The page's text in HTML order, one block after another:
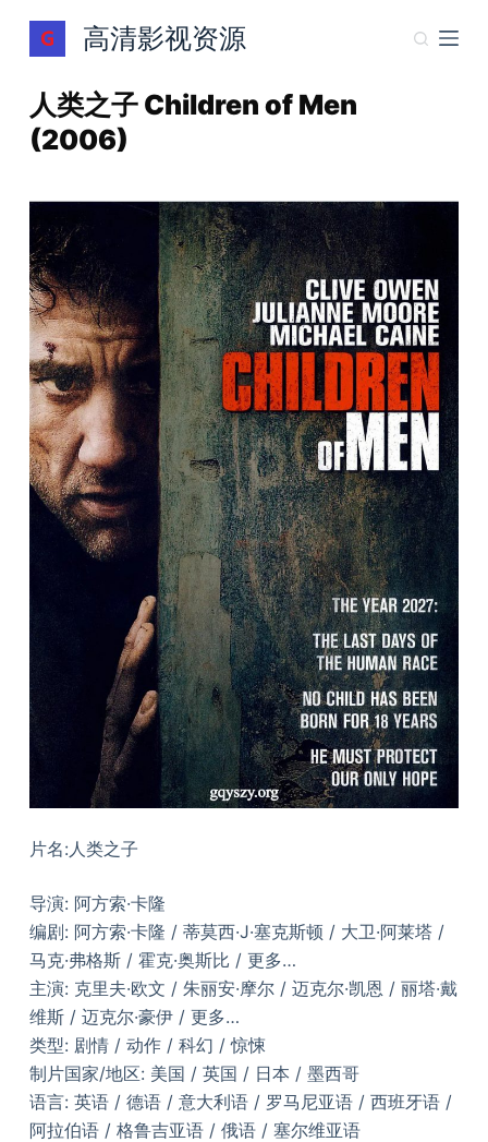
跳
过
容
高清影视资源
人类之子 Children of Men
(2006)
片名:人类之子
导演: 阿方索·卡隆
编剧: 阿方索·卡隆 / 蒂莫西·J·塞克斯顿 / 大卫·阿莱塔 /
马克·弗格斯 / 霍克·奥斯比 / 更多…
主演: 克里夫·欧文 / 朱丽安·摩尔 / 迈克尔·凯恩 / 丽塔·戴
维斯 / 迈克尔·豪伊 / 更多…
类型: 剧情 / 动作 / 科幻 / 惊悚
制片国家/地区: 美国 / 英国 / 日本 / 墨西哥
语言: 英语 / 德语 / 意大利语 / 罗马尼亚语 / 西班牙语 /
阿拉伯语 / 格鲁吉亚语 / 俄语 / 塞尔维亚语